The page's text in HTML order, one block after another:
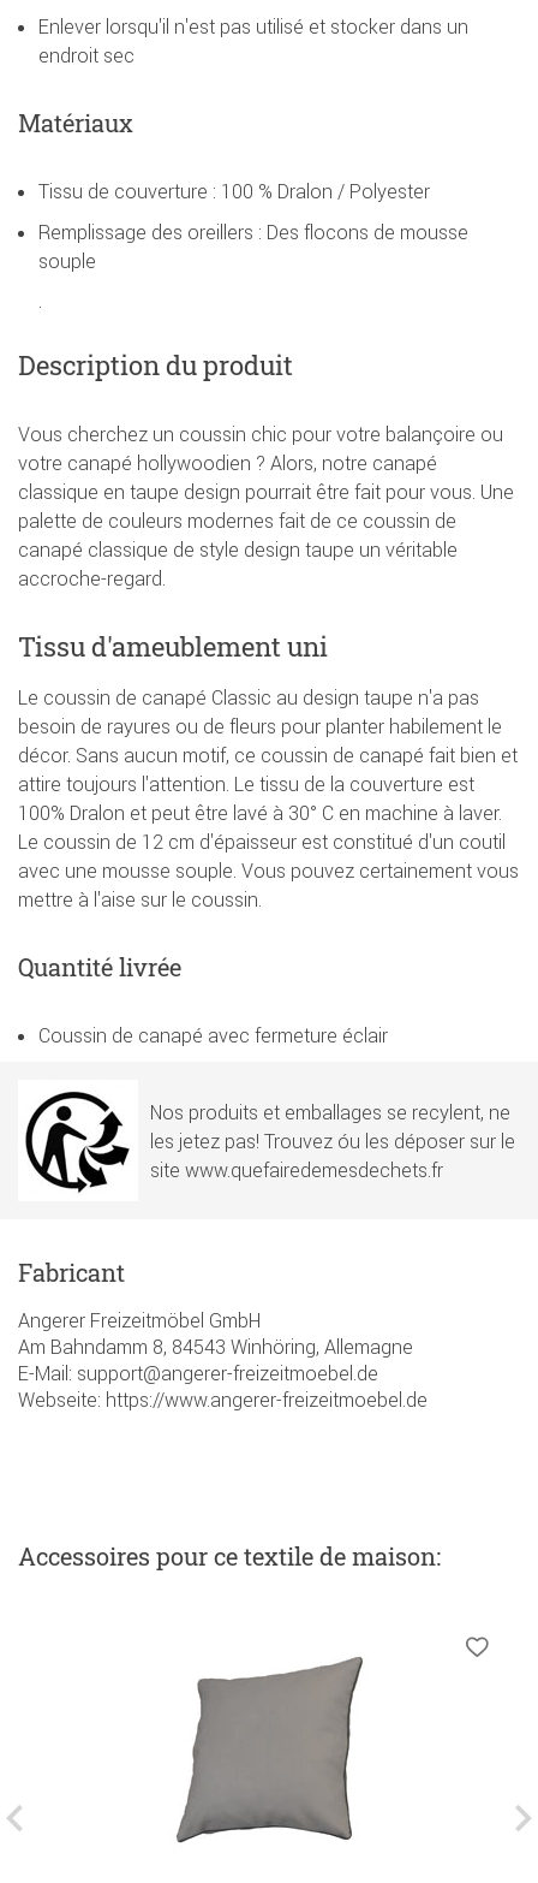
Enlever lorsqu'il n'est pas utilisé et stocker dans un
endroit sec
Matériaux
Tissu de couverture : 100 % Dralon / Polyester
Remplissage des oreillers : Des flocons de mousse
souple
.
Description du produit
Vous cherchez un coussin chic pour votre balançoire ou
votre canapé hollywoodien ? Alors, notre canapé
classique en taupe design pourrait être fait pour vous. Une
palette de couleurs modernes fait de ce coussin de
canapé classique de style design taupe un véritable
accroche-regard.
Tissu d'ameublement uni
Le coussin de canapé Classic au design taupe n'a pas
besoin de rayures ou de fleurs pour planter habilement le
décor. Sans aucun motif, ce coussin de canapé fait bien et
attire toujours l'attention. Le tissu de la couverture est
100% Dralon et peut être lavé à 30° C en machine à laver.
Le coussin de 12 cm d'épaisseur est constitué d'un coutil
avec une mousse souple. Vous pouvez certainement vous
mettre à l'aise sur le coussin.
Quantité livrée
Coussin de canapé avec fermeture éclair
Nos produits et emballages se recylent, ne
les jetez pas! Trouvez óu les déposer sur le
site www.quefairedemesdechets.fr
Fabricant
Angerer Freizeitmöbel GmbH
Am Bahndamm 8, 84543 Winhöring, Allemagne
E-Mail: support@angerer-freizeitmoebel.de
Webseite: https://www.angerer-freizeitmoebel.de
Accessoires pour ce textile de maison: